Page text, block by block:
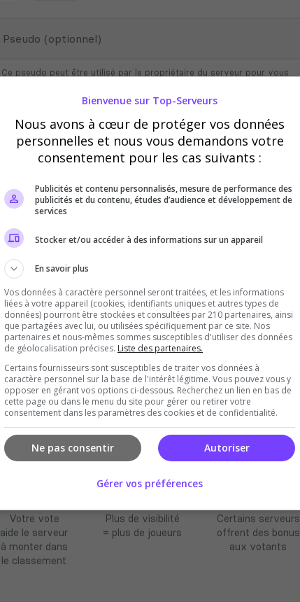
Ce pseudo peut être utilisé par le propriétaire du serveur pour vous
Vérification
Requis
Cette étape nous aide à lutter contre les votes
automatisés
Pourquoi voter pour [FR][PVE]Les
Silencieux(H24) ?
Votre vote
aide le serveur
à monter dans
le classement
Soutient la
Plus de visibilité
= plus de joueurs
Certains serveurs
offrent des bonus
aux votants
Bienvenue sur Top-Serveurs
Nous avons à cœur de protéger vos données
personnelles et nous vous demandons votre
consentement pour les cas suivants :
Publicités et contenu personnalisés, mesure de performance des
publicités et du contenu, études d’audience et développement de
services
Stocker et/ou accéder à des informations sur un appareil
En savoir plus
Vos données à caractère personnel seront traitées, et les informations
liées à votre appareil (cookies, identifiants uniques et autres types de
données) pourront être stockées et consultées par 210 partenaires, ainsi
que partagées avec lui, ou utilisées spécifiquement par ce site. Nos
partenaires et nous-mêmes sommes susceptibles d'utiliser des données
de géolocalisation précises. Liste des partenaires.
Certains fournisseurs sont susceptibles de traiter vos données à
caractère personnel sur la base de l'intérêt légitime. Vous pouvez vous y
opposer en gérant vos options ci-dessous. Recherchez un lien en bas de
cette page ou dans le menu du site pour gérer ou retirer votre
consentement dans les paramètres des cookies et de confidentialité.
Autoriser
Ne pas consentir
Gérer vos préférences